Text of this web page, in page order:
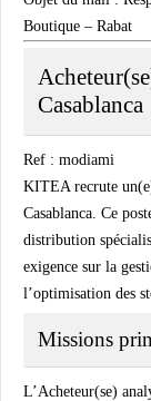
Boutique – Rabat
Casablanca
Ref : modiami
KITEA recrute
Casablanca. Ce
distribution
exigence sur la
l’optimisation des
Missions
L’Acheteur(se)